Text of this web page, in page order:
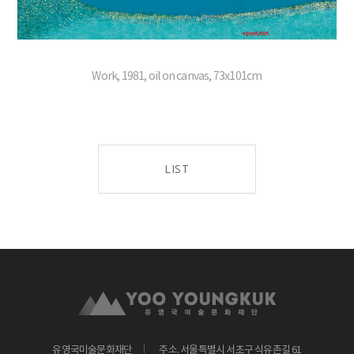
Work, 1981, oil on canvas, 73x101cm
LIST
유영국미술문화재단 주소. 서울특별시 서초구 식유촌길 61